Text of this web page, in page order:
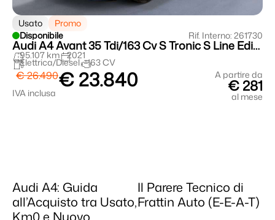
Usato
Promo
Disponibile
Rif. Interno: 261730
Audi A4 Avant 35 Tdi/163 Cv S Tronic S Line Edition
95.107 km 2021
Elettrica/Diesel 163 CV
€ 23.840
€ 26.490
IVA inclusa
A partire da
€ 281
al mese
Audi A4: Guida
all’Acquisto tra Usato,
Km0 e Nuovo
Il Parere Tecnico di
Frattin Auto (E-E-A-T)